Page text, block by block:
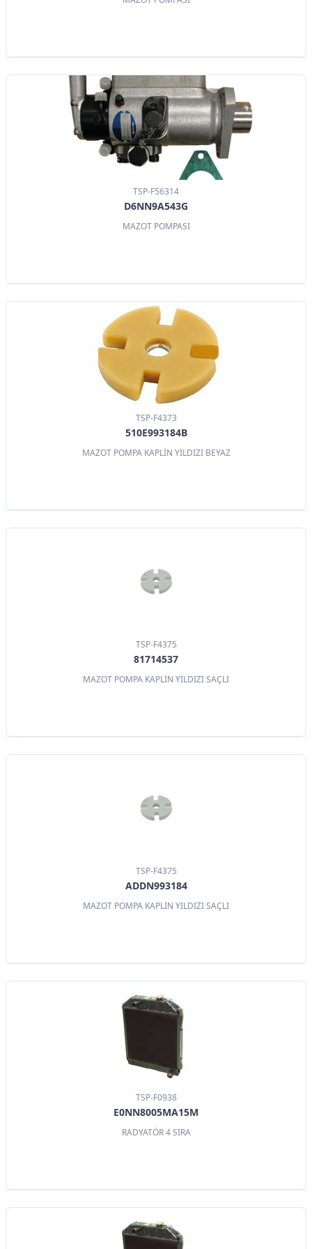
TSP-F56314
D6NN9A543G
MAZOT POMPASI
TSP-F4373
510E993184B
MAZOT POMPA KAPLİN YILDIZI BEYAZ
TSP-F4375
81714537
MAZOT POMPA KAPLİN YILDIZI SAÇLI
TSP-F4375
ADDN993184
MAZOT POMPA KAPLİN YILDIZI SAÇLI
TSP-F0938
E0NN8005MA15M
RADYATÖR 4 SIRA